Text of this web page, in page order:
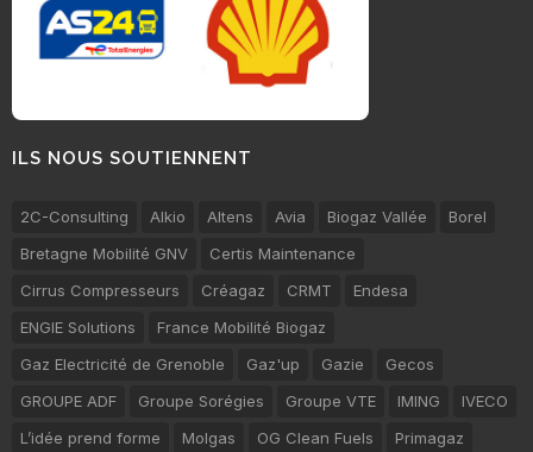
ILS NOUS SOUTIENNENT
2C-Consulting Alkio Altens Avia Biogaz Vallée
Borel
Bretagne Mobilité GNV
Certis Maintenance
Cirrus Compresseurs
Créagaz CRMT
Endesa
ENGIE Solutions
France Mobilité Biogaz
Gaz Electricité de Grenoble
Gaz'up Gazie
Gecos
GROUPE ADF
Groupe Sorégies Groupe VTE IMING
IVECO
L’idée prend forme
Molgas OG Clean Fuels
Primagaz